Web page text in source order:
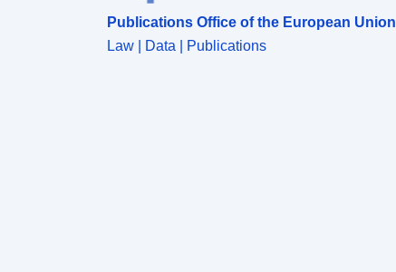
Publications Office of the European Union
Law | Data | Publications